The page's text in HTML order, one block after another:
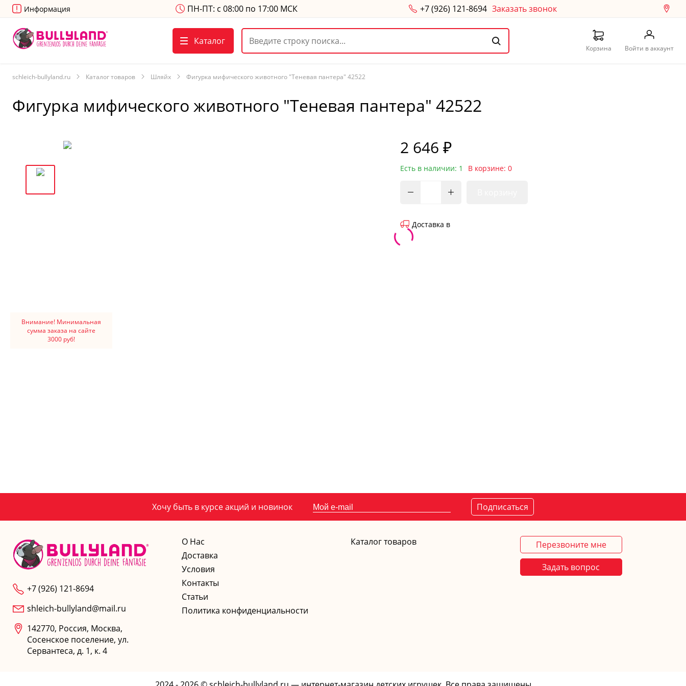
Информация ПН-ПТ: с 08:00 по 17:00 МСК +7 (926) 121-8694 Заказать звонок
Каталог
Корзина Войти в аккаунт
schleich-bullyland.ru Каталог товаров Шляйх Фигурка мифического животного "Теневая пантера" 42522
Фигурка мифического животного "Теневая пантера" 42522
2 646 ₽
Есть в наличии: 1 В корзине: 0
Доставка в
Хочу быть в курсе акций и новинок Подписаться
+7 (926) 121-8694
shleich-bullyland@mail.ru
142770, Россия, Москва,
Сосенское поселение, ул.
Сервантеса, д. 1, к. 4
О Нас
Доставка
Условия
Контакты
Статьи
Политика конфиденциальности
Каталог товаров
Перезвоните мне
Задать вопрос
Внимание! Минимальная
сумма заказа на сайте
3000 руб!